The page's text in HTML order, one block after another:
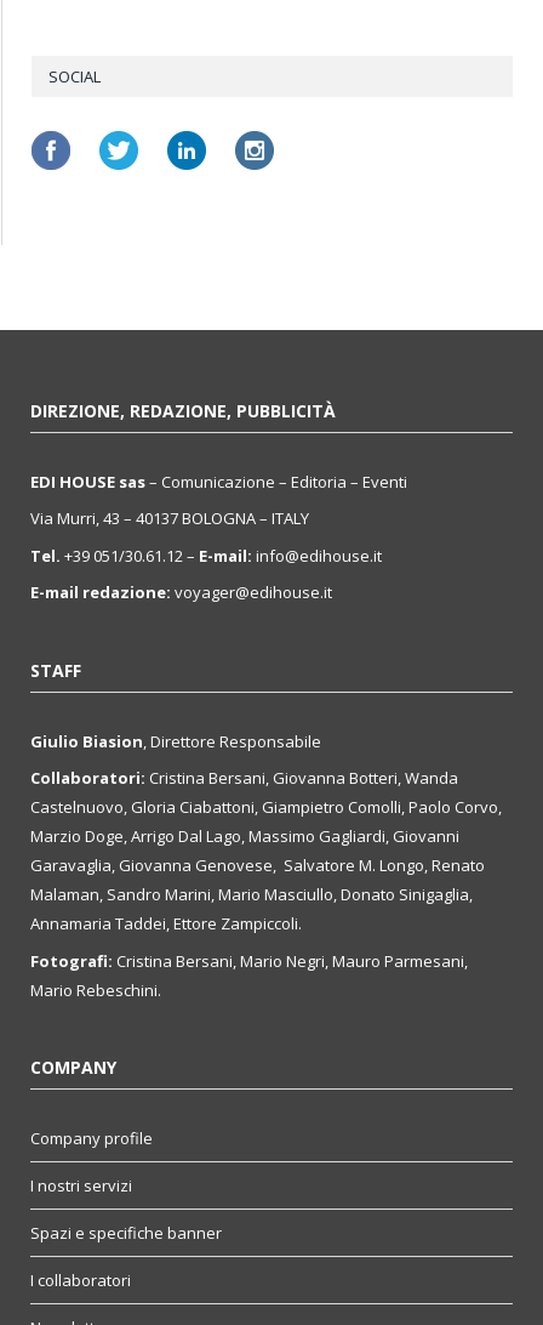
SOCIAL
DIREZIONE, REDAZIONE, PUBBLICITÀ
EDI HOUSE sas– Comunicazione – Editoria – Eventi
Via Murri, 43 – 40137 BOLOGNA – ITALY
Tel. +39 051/30.61.12 – E-mail: info@edihouse.it
E-mail redazione: voyager@edihouse.it
STAFF
Giulio Biasion, Direttore Responsabile
Collaboratori: Cristina Bersani, Giovanna Botteri, Wanda
Castelnuovo, Gloria Ciabattoni, Giampietro Comolli, Paolo Corvo,
Marzio Doge, Arrigo Dal Lago, Massimo Gagliardi, Giovanni
Garavaglia, Giovanna Genovese, Salvatore M. Longo, Renato
Malaman, Sandro Marini, Mario Masciullo, Donato Sinigaglia,
Annamaria Taddei, Ettore Zampiccoli.
Fotografi: Cristina Bersani, Mario Negri, Mauro Parmesani,
Mario Rebeschini.
COMPANY
Company profile
I nostri servizi
Spazi e specifiche banner
I collaboratori